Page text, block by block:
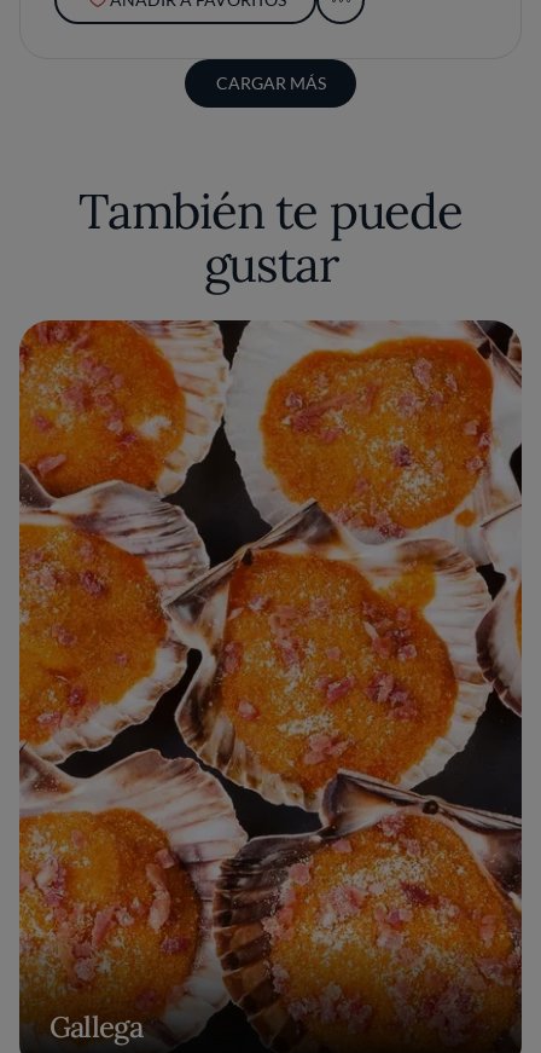
CARGAR MÁS
También te puede
gustar
Gallega